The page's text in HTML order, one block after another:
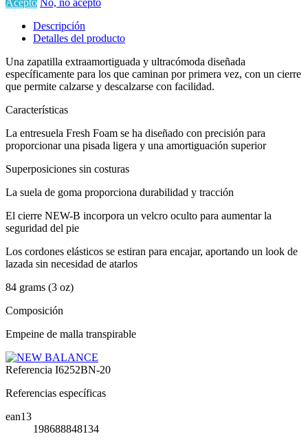
Descripción
Detalles del producto
Una zapatilla extraamortiguada y ultracómoda diseñada
específicamente para los que caminan por primera vez, con un cierre
que permite calzarse y descalzarse con facilidad.
Características
La entresuela Fresh Foam se ha diseñado con precisión para
proporcionar una pisada ligera y una amortiguación superior
Superposiciones sin costuras
La suela de goma proporciona durabilidad y tracción
El cierre NEW-B incorpora un velcro oculto para aumentar la
seguridad del pie
Los cordones elásticos se estiran para encajar, aportando un look de
lazada sin necesidad de atarlos
84 grams (3 oz)
Composición
Empeine de malla transpirable
Referencia I6252BN-20
Referencias específicas
ean13
198688848134